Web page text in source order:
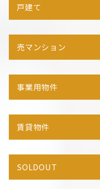
戸建て
売マンション
事業用物件
賃貸物件
SOLDOUT